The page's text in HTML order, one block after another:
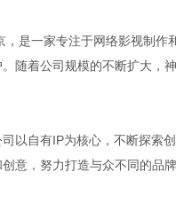
是一家专注于网络影视制
随着公司规模的不断扩大，
以自有IP为核心，不断探索
意，努力打造与众不同的品